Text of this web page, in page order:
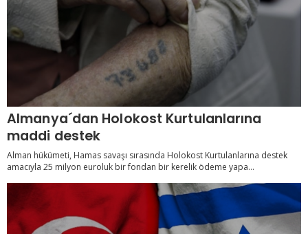
Almanya´dan Holokost Kurtulanlarına
maddi destek
Alman hükümeti, Hamas savaşı sırasında Holokost Kurtulanlarına destek
amacıyla 25 milyon euroluk bir fondan bir kerelik ödeme yapa...